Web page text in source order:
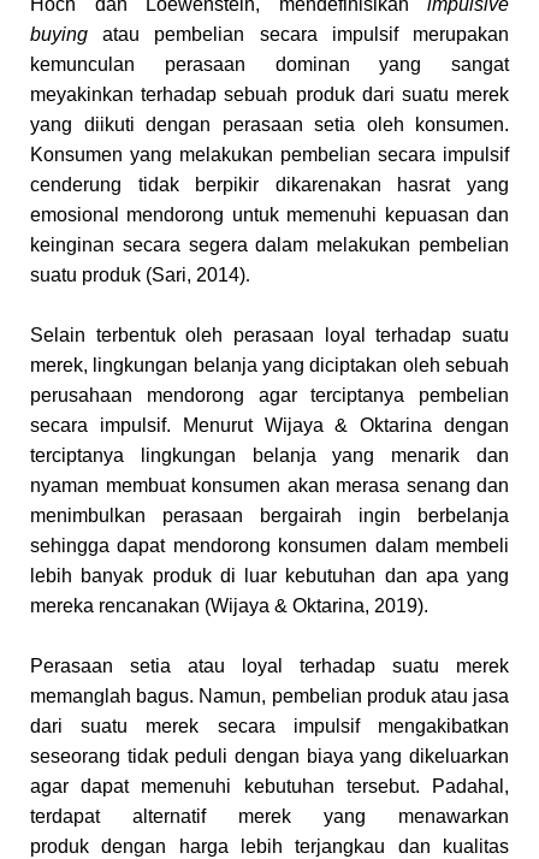
Hoch dan Loewenstein, mendefinisikan impulsive
buyingatau pembelian secara impulsif merupakan
kemunculan perasaan dominan yang sangat
meyakinkan terhadap sebuah produk dari suatu merek
yang diikuti dengan perasaan setia oleh konsumen.
Konsumen yang melakukan pembelian secara impulsif
cenderung tidak berpikir dikarenakan hasrat yang
emosional mendorong untuk memenuhi kepuasan dan
keinginan secara segera dalam melakukan pembelian
suatu produk (Sari, 2014).
Selain terbentuk oleh perasaan loyal terhadap suatu
merek, lingkungan belanja yang diciptakan oleh sebuah
perusahaan mendorong agar terciptanya pembelian
secara impulsif. Menurut Wijaya & Oktarina dengan
terciptanya lingkungan belanja yang menarik dan
nyaman membuat konsumen akan merasa senang dan
menimbulkan perasaan bergairah ingin berbelanja
sehingga dapat mendorong konsumen dalam membeli
lebih banyak produk di luar kebutuhan dan apa yang
mereka rencanakan (Wijaya & Oktarina, 2019).
Perasaan setia atau loyal terhadap suatu merek
memanglah bagus. Namun, pembelian produk atau jasa
dari suatu merek secara impulsif mengakibatkan
seseorang tidak peduli dengan biaya yang dikeluarkan
agar dapat memenuhi kebutuhan tersebut. Padahal,
terdapat alternatif merek yang menawarkan
produk dengan harga lebih terjangkau dan kualitas